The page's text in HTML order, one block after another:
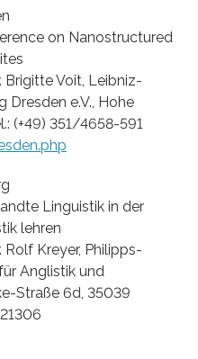
on Nanostructured
Brigitte Voit, Leibniz-
e.V., Hohe
(+49) 351/4658-591
Linguistik in der
lehren
Kreyer, Philipps-
Anglistik und
Straße 6d, 35039